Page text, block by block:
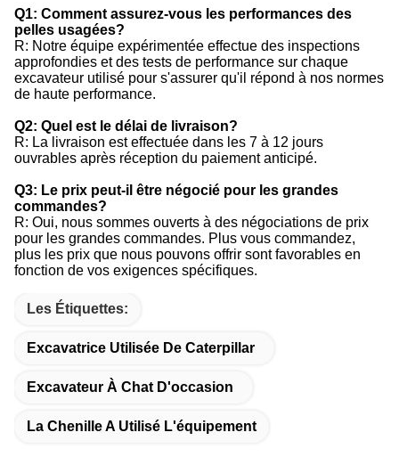
Q1: Comment assurez-vous les performances des
pelles usagées?
R: Notre équipe expérimentée effectue des inspections
approfondies et des tests de performance sur chaque
excavateur utilisé pour s'assurer qu'il répond à nos normes
de haute performance.
Q2: Quel est le délai de livraison?
R: La livraison est effectuée dans les 7 à 12 jours
ouvrables après réception du paiement anticipé.
Q3: Le prix peut-il être négocié pour les grandes
commandes?
R: Oui, nous sommes ouverts à des négociations de prix
pour les grandes commandes. Plus vous commandez,
plus les prix que nous pouvons offrir sont favorables en
fonction de vos exigences spécifiques.
Les Étiquettes:
Excavatrice Utilisée De Caterpillar
Excavateur À Chat D'occasion
La Chenille A Utilisé L'équipement